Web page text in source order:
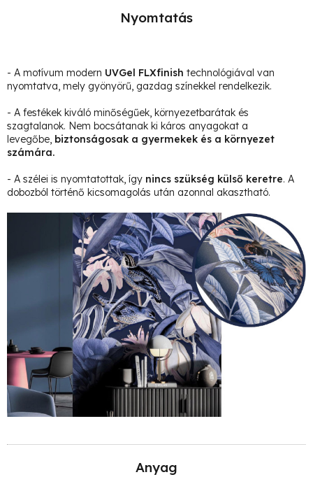
Nyomtatás
- A motívum modern UVGel FLXfinish technológiával van
nyomtatva, mely gyönyörű, gazdag színekkel rendelkezik.
- A festékek kiváló minőségűek, környezetbarátak és
szagtalanok. Nem bocsátanak ki káros anyagokat a
levegőbe, biztonságosak a gyermekek és a környezet
számára.
- A szélei is nyomtatottak, így nincs szükség külső keretre. A
dobozból történő kicsomagolás után azonnal akasztható.
Anyag